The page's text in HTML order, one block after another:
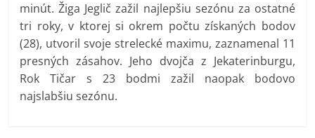
minút. Žiga Jeglič zažil najlepšiu sezónu za ostatné
tri roky, v ktorej si okrem počtu získaných bodov
(28), utvoril svoje strelecké maximu, zaznamenal 11
presných zásahov. Jeho dvojča z Jekaterinburgu,
Rok Tičar s 23 bodmi zažil naopak bodovo
najslabšiu sezónu.